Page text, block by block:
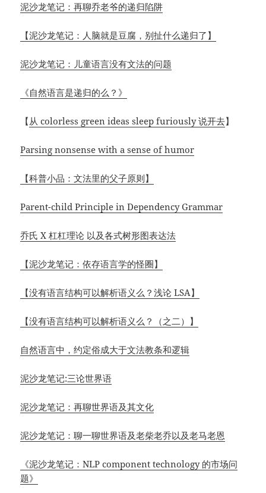
泥沙龙笔记：再聊乔老爷的递归陷阱
【泥沙龙笔记：人脑就是豆腐，别扯什么递归了】
泥沙龙笔记：儿童语言没有文法的问题
《自然语言是递归的么？》
【从 colorless green ideas sleep furiously 说开去】
Parsing nonsense with a sense of humor
【科普小品：文法里的父子原则】
Parent-child Principle in Dependency Grammar
乔氏 X 杠杠理论 以及各式树形图表达法
【泥沙龙笔记：依存语言学的怪圈】
【没有语言结构可以解析语义么？浅论 LSA】
【没有语言结构可以解析语义么？（之二）】
自然语言中，约定俗成大于文法教条和逻辑
泥沙龙笔记:三论世界语
泥沙龙笔记：再聊世界语及其文化
泥沙龙笔记：聊一聊世界语及老柴老乔以及老马老恩
《泥沙龙笔记：NLP component technology 的市场问
题》